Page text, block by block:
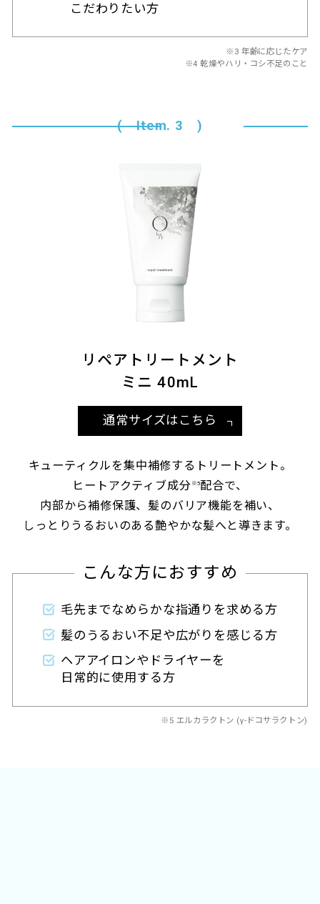
こだわりたい方
※3 年齢に応じたケア
※4 乾燥やハリ・コシ不足のこと
( Item. 3 )
リペアトリートメント
ミニ 40mL
通常サイズはこちら
キューティクルを集中補修するトリートメント。
ヒートアクティブ成分 ※5配合で、
内部から補修保護、髪のバリア機能を補い、
しっとりうるおいのある艶やかな髪へと導きます。
こんな方におすすめ
毛先までなめらかな指通りを求める方
髪のうるおい不足や広がりを感じる方
ヘアアイロンやドライヤーを
日常的に使用する方
※5 エルカラクトン (γ-ドコサラクトン)